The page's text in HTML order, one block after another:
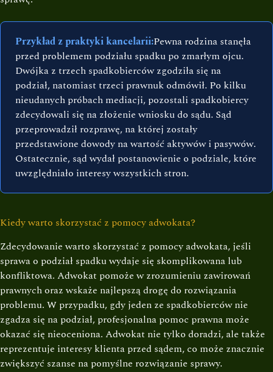
Przykład z praktyki kancelarii:Pewna rodzina stanęła
przed problemem podziału spadku po zmarłym ojcu.
Dwójka z trzech spadkobierców zgodziła się na
podział, natomiast trzeci prawnuk odmówił. Po kilku
nieudanych próbach mediacji, pozostali spadkobiercy
zdecydowali się na złożenie wniosku do sądu. Sąd
przeprowadził rozprawę, na której zostały
przedstawione dowody na wartość aktywów i pasywów.
Ostatecznie, sąd wydał postanowienie o podziale, które
uwzględniało interesy wszystkich stron.
Kiedy warto skorzystać z pomocy adwokata?
Zdecydowanie warto skorzystać z pomocy adwokata, jeśli
sprawa o podział spadku wydaje się skomplikowana lub
konfliktowa. Adwokat pomoże w zrozumieniu zawirowań
prawnych oraz wskaże najlepszą drogę do rozwiązania
problemu. W przypadku, gdy jeden ze spadkobierców nie
zgadza się na podział, profesjonalna pomoc prawna może
okazać się nieoceniona. Adwokat nie tylko doradzi, ale także
reprezentuje interesy klienta przed sądem, co może znacznie
zwiększyć szanse na pomyślne rozwiązanie sprawy.